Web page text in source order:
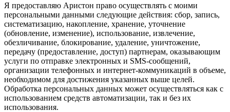
Я предоставляю Аристон право осуществлять с моими
персональными данными следующие действия: сбор, запись,
систематизацию, накопление, хранение, уточнение
(обновление, изменение), использование, извлечение,
обезличивание, блокирование, удаление, уничтожение,
передачу (предоставление, доступ) партнерам, оказывающим
услуги по отправке электронных и SMS‑сообщений,
организации телефонных и интернет‑коммуникаций в объеме,
необходимом для достижения указанных выше целей.
Обработка персональных данных может осуществляться как с
использованием средств автоматизации, так и без их
использования.